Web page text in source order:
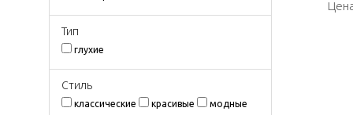
Тип
глухие
Стиль
классические красивые модные